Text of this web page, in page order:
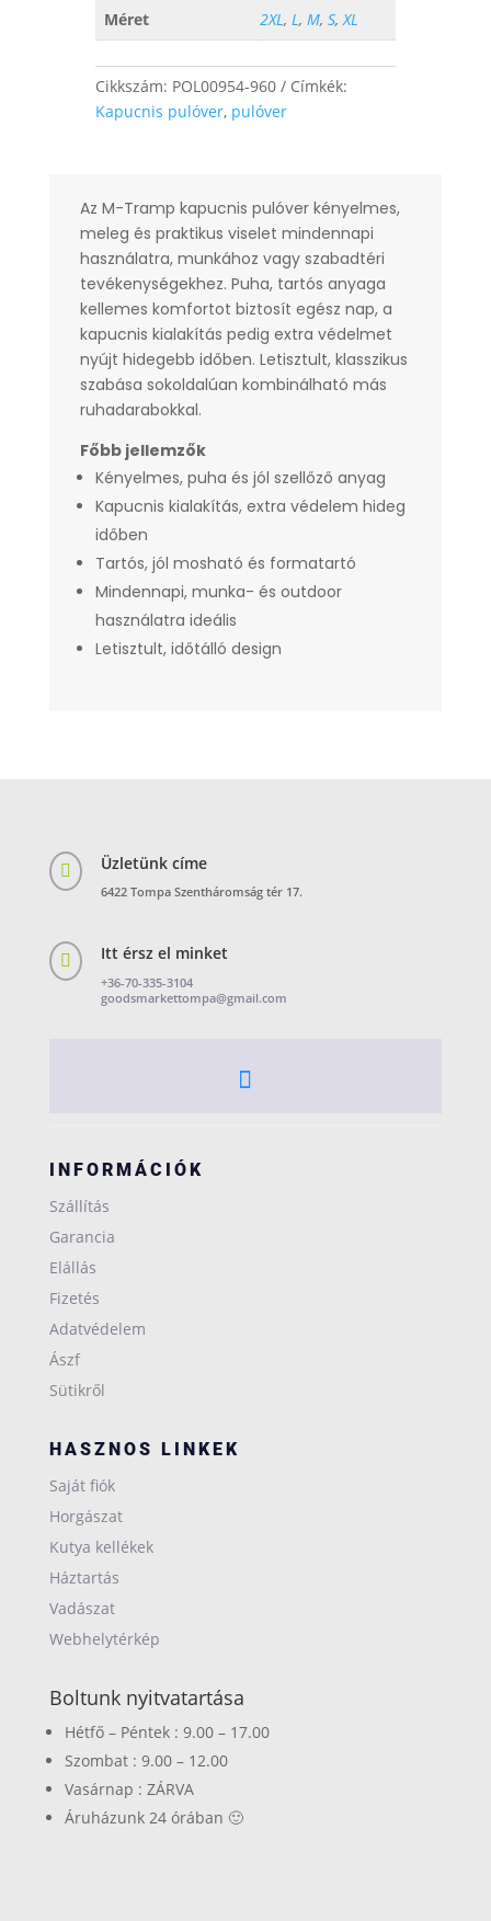
Méret 2XL, L, M, S,XL
Cikkszám: POL00954-960
Címkék:
Kapucnis pulóver, pulóver
Az M-Tramp kapucnis pulóver kényelmes,
meleg és praktikus viselet mindennapi
használatra, munkához vagy szabadtéri
tevékenységekhez. Puha, tartós anyaga
kellemes komfortot biztosít egész nap, a
kapucnis kialakítás pedig extra védelmet
nyújt hidegebb időben. Letisztult, klasszikus
szabása sokoldalúan kombinálható más
ruhadarabokkal.
Főbb jellemzők
Kényelmes, puha és jól szellőző anyag
Kapucnis kialakítás, extra védelem hideg
időben
Tartós, jól mosható és formatartó
Mindennapi, munka- és outdoor
használatra ideális
Letisztult, időtálló design
 Üzletünk címe
6422 Tompa Szentháromság tér 17.
 Itt érsz el minket
+36-70-335-3104
goodsmarkettompa@gmail.com
INFORMÁCIÓK
Szállítás
Garancia
Elállás
Fizetés
Adatvédelem
Ászf
Sütikről
HASZNOS LINKEK
Saját fiók
Horgászat
Kutya kellékek
Háztartás
Vadászat
Webhelytérkép
Boltunk nyitvatartása
Hétfő – Péntek : 9.00 – 17.00
Szombat : 9.00 – 12.00
Vasárnap : ZÁRVA
Áruházunk 24 órában 🙂